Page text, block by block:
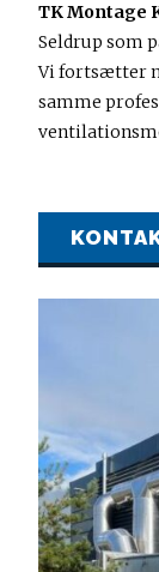
TK Montage
Seldrup som
Vi fortsætter
samme